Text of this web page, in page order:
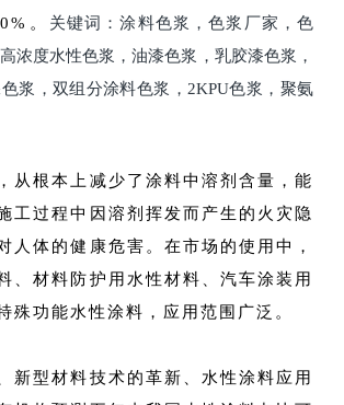
。 关键词：涂料色浆 ，色浆厂家，色
浓度水性色浆，油漆色浆，乳胶漆色浆，
浆，双组分涂料色浆，2KPU色浆，聚氨
从根本上减少了涂料中溶剂含量，能
工过程中因溶剂挥发而产生的火灾隐
人体的健康危害。在市场的使用中，
、材料防护用水性材料、汽车涂装用
殊功能水性涂料，应用范围广泛。
新型材料技术的革新、水性涂料应用